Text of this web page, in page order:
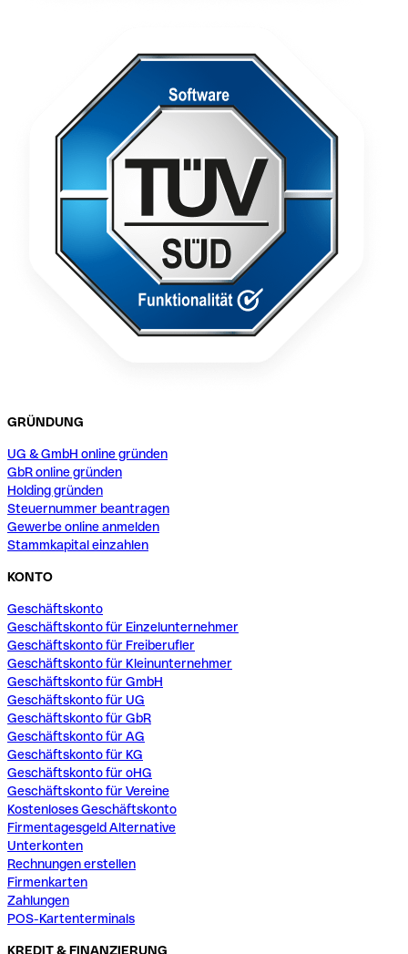
GRÜNDUNG
UG & GmbH online gründen
GbR online gründen
Holding gründen
Steuernummer beantragen
Gewerbe online anmelden
Stammkapital einzahlen
KONTO
Geschäftskonto
Geschäftskonto für Einzelunternehmer
Geschäftskonto für Freiberufler
Geschäftskonto für Kleinunternehmer
Geschäftskonto für GmbH
Geschäftskonto für UG
Geschäftskonto für GbR
Geschäftskonto für AG
Geschäftskonto für KG
Geschäftskonto für oHG
Geschäftskonto für Vereine
Kostenloses Geschäftskonto
Firmentagesgeld Alternative
Unterkonten
Rechnungen erstellen
Firmenkarten
Zahlungen
POS-Kartenterminals
KREDIT & FINANZIERUNG